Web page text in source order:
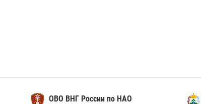
ОВО ВНГ России по НАО